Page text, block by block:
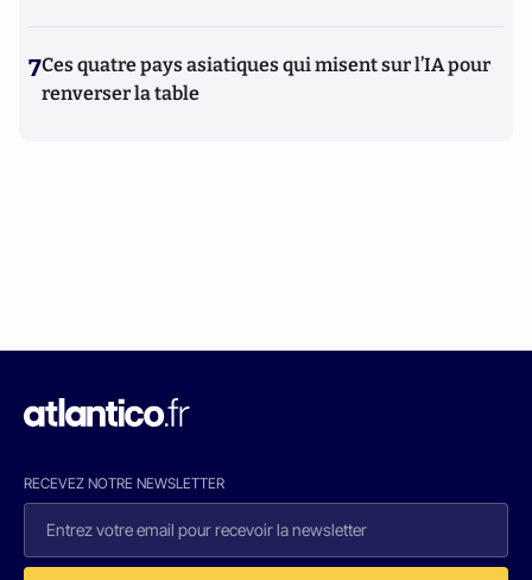
7Ces quatre pays asiatiques qui misent sur l’IA pour
renverser la table
RECEVEZ NOTRE NEWSLETTER